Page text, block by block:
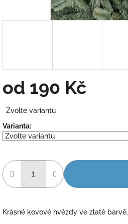
od 190 Kč
cena:
Zvolte variantu
Varianta:
Krásné kovové hvězdy ve zlaté barvě.